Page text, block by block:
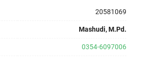
20581069
Mashudi, M.Pd.
0354-6097006